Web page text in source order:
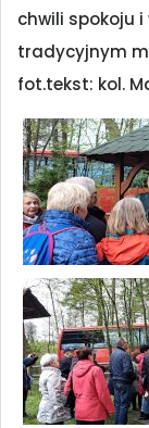
chwili spokoju
tradycyjnym
fot.tekst: kol.